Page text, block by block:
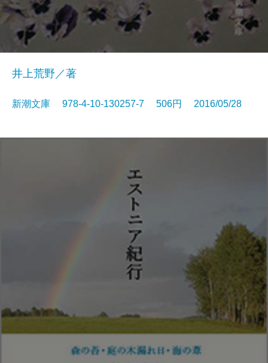
井上荒野／著
新潮文庫 978-4-10-130257-7 506円 2016/05/28